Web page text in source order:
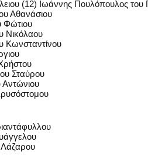
(12) Ιωάννης Πουλόπουλος του
Αθανάσιου
Φώτιου
Νικόλαου
Κωνσταντίνου
Σταύρου